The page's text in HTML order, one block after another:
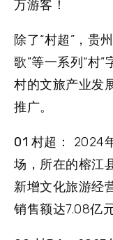
万游客！
除了“村超”，贵州
歌”等一系列“村”
村的文旅产业发
推广。
01 村超：
2024
场，所在的榕江
新增文化旅游经
销售额达7.08亿元